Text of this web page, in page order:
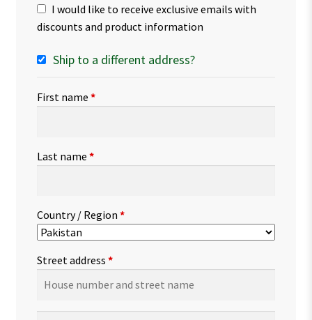
I would like to receive exclusive emails with
discounts and product information
Ship to a different address?
First name *
Last name *
Country / Region *
Street address *